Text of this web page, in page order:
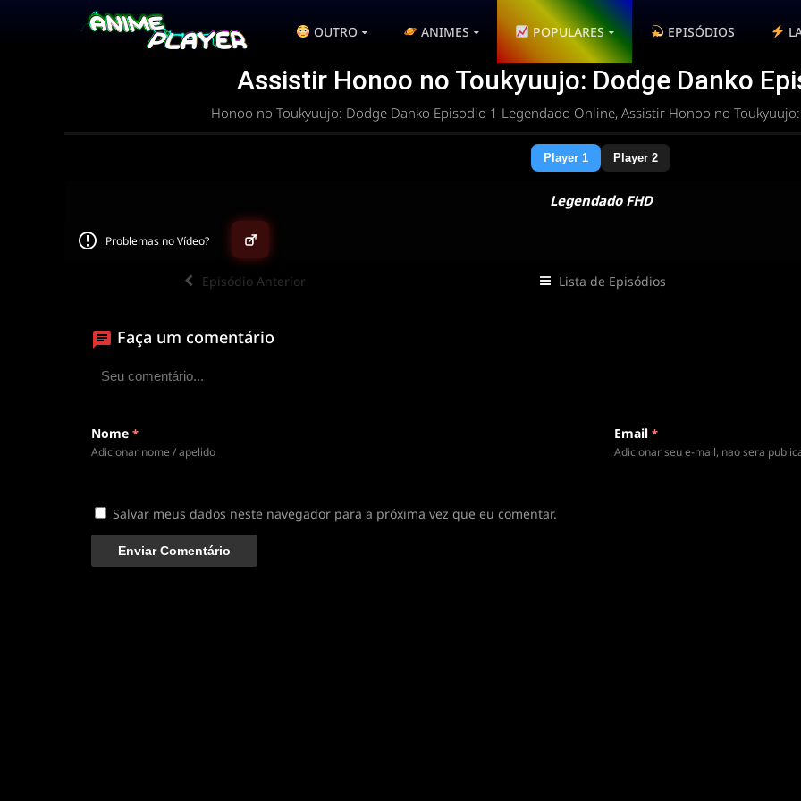
OUTRO ANIMES POPULARES EPISÓDIOS
Assistir Honoo no Toukyuujo: Dodge Danko
Honoo no Toukyuujo: Dodge Danko Episodio 1 Legendado Online, Assistir Honoo no
Player 1 Player 2
▶
Clique para assistir
Conectando ao servidor de vídeo com a melhor rota
Legendado FHD
Problemas no Vídeo?
Episódio Anterior Lista de Episódios
Faça um comentário
Nome *
Adicionar nome / apelido
Email *
Adicionar seu e-mail, nao sera
Salvar meus dados neste navegador para a próxima vez que eu comentar.